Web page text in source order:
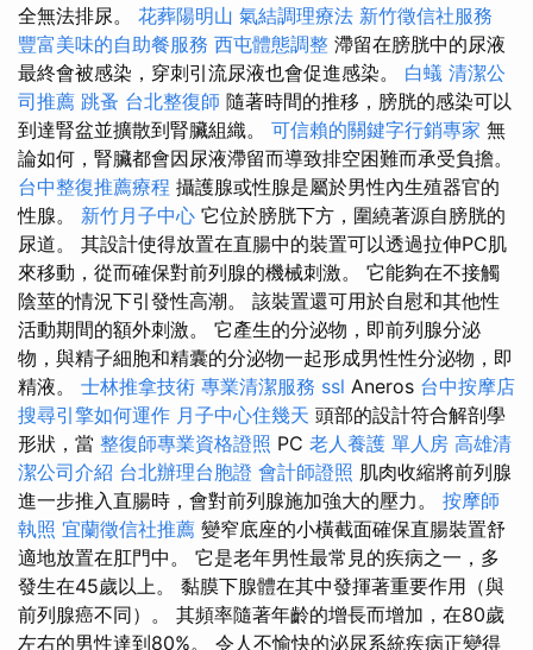
全無法排尿。 花葬陽明山 氣結調理療法 新竹徵信社服務
豐富美味的自助餐服務 西屯體態調整 滯留在膀胱中的尿液
最終會被感染，穿刺引流尿液也會促進感染。 白蟻 清潔公
司推薦 跳蚤 台北整復師 隨著時間的推移，膀胱的感染可以
到達腎盆並擴散到腎臟組織。 可信賴的關鍵字行銷專家 無
論如何，腎臟都會因尿液滯留而導致排空困難而承受負擔。
台中整復推薦療程 攝護腺或性腺是屬於男性內生殖器官的
性腺。 新竹月子中心 它位於膀胱下方，圍繞著源自膀胱的
尿道。 其設計使得放置在直腸中的裝置可以透過拉伸PC肌
來移動，從而確保對前列腺的機械刺激。 它能夠在不接觸
陰莖的情況下引發性高潮。 該裝置還可用於自慰和其他性
活動期間的額外刺激。 它產生的分泌物，即前列腺分泌
物，與精子細胞和精囊的分泌物一起形成男性性分泌物，即
精液。 士林推拿技術 專業清潔服務 ssl Aneros 台中按摩店
搜尋引擎如何運作 月子中心住幾天 頭部的設計符合解剖學
形狀，當 整復師專業資格證照 PC 老人養護 單人房 高雄清
潔公司介紹 台北辦理台胞證 會計師證照 肌肉收縮將前列腺
進一步推入直腸時，會對前列腺施加強大的壓力。 按摩師
執照 宜蘭徵信社推薦 變窄底座的小橫截面確保直腸裝置舒
適地放置在肛門中。 它是老年男性最常見的疾病之一，多
發生在45歲以上。 黏膜下腺體在其中發揮著重要作用（與
前列腺癌不同）。 其頻率隨著年齡的增長而增加，在80歲
左右的男性達到80%。 令人不愉快的泌尿系統疾病正變得